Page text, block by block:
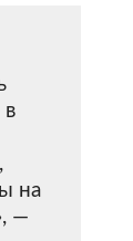
в
на
—